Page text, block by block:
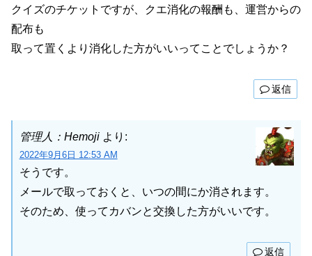
クイズのチケットですが、クエ消化の報酬も、運営からの
配布も
取って置くより消化した方がいいってことでしょうか？
返信
管理人：Hemoji より:
2022年9月6日 12:53 AM
そうです。
メールで取っておくと、いつの間にか消されます。
そのため、使ってカバンと交換した方がいいです。
返信